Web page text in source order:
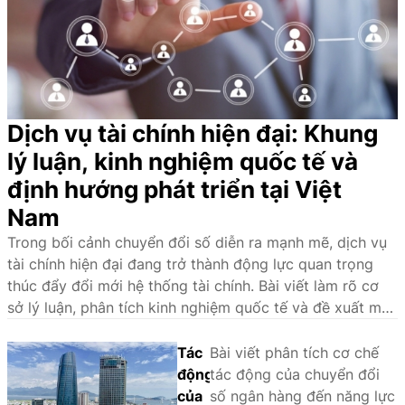
Dịch vụ tài chính hiện đại: Khung
lý luận, kinh nghiệm quốc tế và
định hướng phát triển tại Việt
Nam
Trong bối cảnh chuyển đổi số diễn ra mạnh mẽ, dịch vụ
tài chính hiện đại đang trở thành động lực quan trọng
thúc đẩy đổi mới hệ thống tài chính. Bài viết làm rõ cơ
sở lý luận, phân tích kinh nghiệm quốc tế và đề xuất một
chính hiện đại tại Việt Nam.
Tác
động
của
Bài viết phân tích cơ chế
tác động của chuyển đổi
số ngân hàng đến năng lực